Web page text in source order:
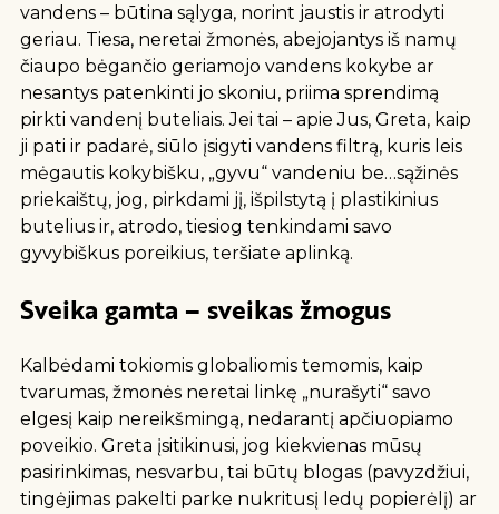
vandens – būtina sąlyga, norint jaustis ir atrodyti
geriau. Tiesa, neretai žmonės, abejojantys iš namų
čiaupo bėgančio geriamojo vandens kokybe ar
nesantys patenkinti jo skoniu, priima sprendimą
pirkti vandenį buteliais. Jei tai – apie Jus, Greta, kaip
ji pati ir padarė, siūlo įsigyti vandens filtrą, kuris leis
mėgautis kokybišku, „gyvu“ vandeniu be…sąžinės
priekaištų, jog, pirkdami jį, išpilstytą į plastikinius
butelius ir, atrodo, tiesiog tenkindami savo
gyvybiškus poreikius, teršiate aplinką.
Sveika gamta – sveikas žmogus
Kalbėdami tokiomis globaliomis temomis, kaip
tvarumas, žmonės neretai linkę „nurašyti“ savo
elgesį kaip nereikšmingą, nedarantį apčiuopiamo
poveikio. Greta įsitikinusi, jog kiekvienas mūsų
pasirinkimas, nesvarbu, tai būtų blogas (pavyzdžiui,
tingėjimas pakelti parke nukritusį ledų popierėlį) ar